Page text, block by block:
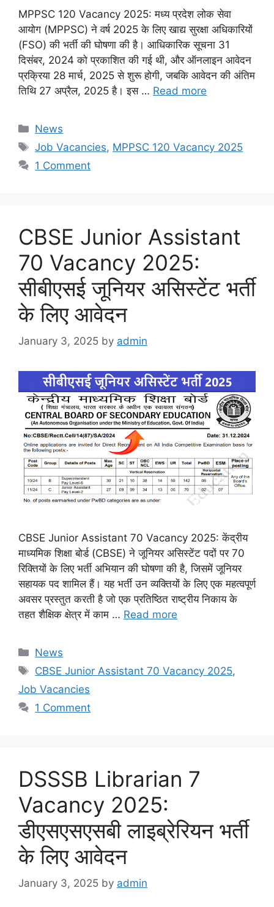
MPPSC 120 Vacancy 2025: मध्य प्रदेश लोक सेवा
आयोग (MPPSC) ने वर्ष 2025 के लिए खाद्य सुरक्षा अधिकारियों
(FSO) की भर्ती की घोषणा की है। आधिकारिक सूचना 31
दिसंबर, 2024 को प्रकाशित की गई थी, और ऑनलाइन आवेदन
प्रक्रिया 28 मार्च, 2025 से शुरू होगी, जबकि आवेदन की अंतिम
तिथि 27 अप्रैल, 2025 है। इस … Read more
Categories
News
Tags
Job Vacancies, MPPSC 120 Vacancy 2025
1 Comment
CBSE Junior Assistant
70 Vacancy 2025:
सीबीएसई जूनियर असिस्टेंट भर्ती
के लिए आवेदन
January 3, 2025 by admin
CBSE Junior Assistant 70 Vacancy 2025: केंद्रीय
माध्यमिक शिक्षा बोर्ड (CBSE) ने जूनियर असिस्टेंट पदों पर 70
रिक्तियों के लिए भर्ती अभियान की घोषणा की है, जिसमें जूनियर
सहायक पद शामिल हैं। यह भर्ती उन व्यक्तियों के लिए एक महत्वपूर्ण
अवसर प्रस्तुत करती है जो एक प्रतिष्ठित राष्ट्रीय निकाय के
तहत शैक्षिक क्षेत्र में काम … Read more
Categories
News
Tags
CBSE Junior Assistant 70 Vacancy 2025,
Job Vacancies
1 Comment
DSSSB Librarian 7
Vacancy 2025:
डीएसएसएसबी लाइब्रेरियन भर्ती
के लिए आवेदन
January 3, 2025 by admin